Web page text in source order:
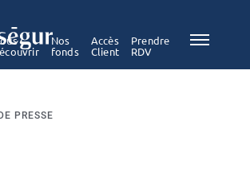
Nos
fonds
Accès
Client
Prendre
RDV
PRESSE